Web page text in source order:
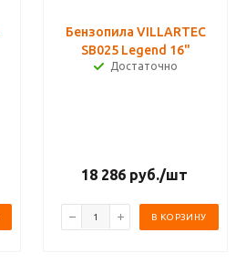
Бензопила VILLARTEC
SB025 Legend 16"
Достаточно
18 286руб./шт
В КОРЗИНУ